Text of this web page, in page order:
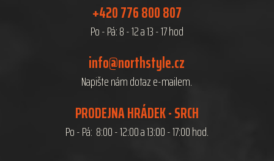
+420 776 800 807
Po - Pá: 8 - 12 a 13 - 17 hod
info@northstyle.cz
Napište nám dotaz e-mailem.
PRODEJNA HRÁDEK - SRCH
Po - Pá: 8:00 - 12:00 a 13:00 - 17:00 hod.